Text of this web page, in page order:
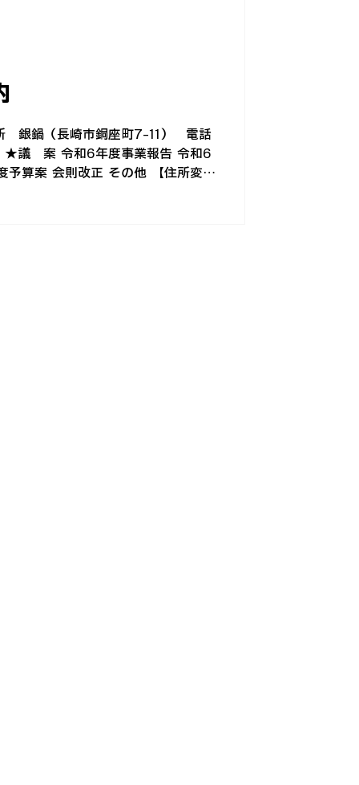
銀鍋（長崎市銅座町7-11） 電話
案 令和6年度事業報告 令和6
則改正 その他 【住所変更